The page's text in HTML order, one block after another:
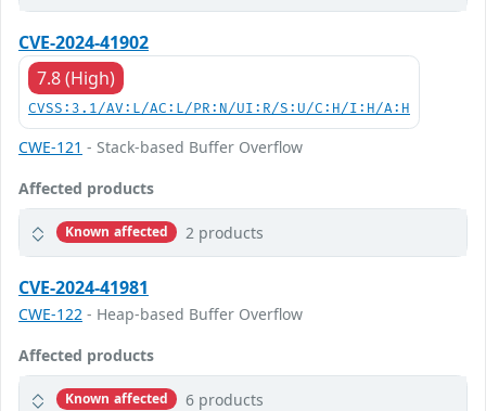
CVE-2024-41902
7.8 (High)
CVSS:3.1/AV:L/AC:L/PR:N/UI:R/S:U/C:H/I:H/A:H
CWE-121 - Stack-based Buffer Overflow
Affected products
Known affected 2 products
CVE-2024-41981
CWE-122 - Heap-based Buffer Overflow
Affected products
Known affected 6 products